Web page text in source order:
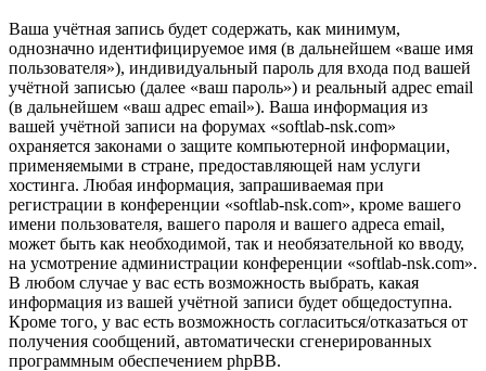
Ваша учётная запись будет содержать, как минимум,
однозначно идентифицируемое имя (в дальнейшем «ваше имя
пользователя»), индивидуальный пароль для входа под вашей
учётной записью (далее «ваш пароль») и реальный адрес email
(в дальнейшем «ваш адрес email»). Ваша информация из
вашей учётной записи на форумах «softlab-nsk.com»
охраняется законами о защите компьютерной информации,
применяемыми в стране, предоставляющей нам услуги
хостинга. Любая информация, запрашиваемая при
регистрации в конференции «softlab-nsk.com», кроме вашего
имени пользователя, вашего пароля и вашего адреса email,
может быть как необходимой, так и необязательной ко вводу,
на усмотрение администрации конференции «softlab-nsk.com».
В любом случае у вас есть возможность выбрать, какая
информация из вашей учётной записи будет общедоступна.
Кроме того, у вас есть возможность согласиться/отказаться от
получения сообщений, автоматически сгенерированных
программным обеспечением phpBB.